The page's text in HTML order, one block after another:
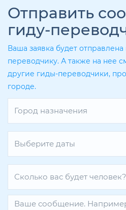
Отправить
гиду-
Ваша заявка будет
переводчику. А также на нее
другие гиды-переводчики,
городе.